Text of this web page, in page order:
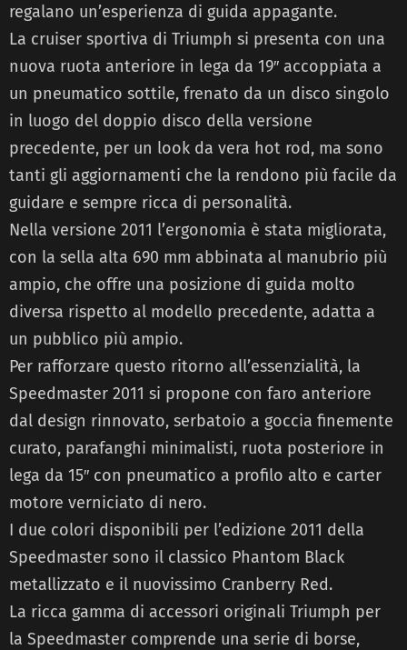
regalano un’esperienza di guida appagante.
La cruiser sportiva di Triumph si presenta con una
nuova ruota anteriore in lega da 19″ accoppiata a
un pneumatico sottile, frenato da un disco singolo
in luogo del doppio disco della versione
precedente, per un look da vera hot rod, ma sono
tanti gli aggiornamenti che la rendono più facile da
guidare e sempre ricca di personalità.
Nella versione 2011 l’ergonomia è stata migliorata,
con la sella alta 690 mm abbinata al manubrio più
ampio, che offre una posizione di guida molto
diversa rispetto al modello precedente, adatta a
un pubblico più ampio.
Per rafforzare questo ritorno all’essenzialità, la
Speedmaster 2011 si propone con faro anteriore
dal design rinnovato, serbatoio a goccia finemente
curato, parafanghi minimalisti, ruota posteriore in
lega da 15″ con pneumatico a profilo alto e carter
motore verniciato di nero.
I due colori disponibili per l’edizione 2011 della
Speedmaster sono il classico Phantom Black
metallizzato e il nuovissimo Cranberry Red.
La ricca gamma di accessori originali Triumph per
la Speedmaster comprende una serie di borse,